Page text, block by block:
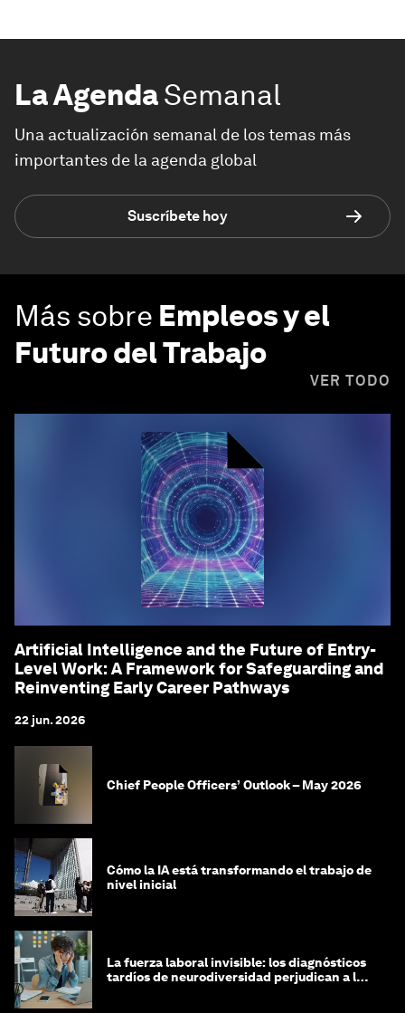
La AgendaSemanal
Una actualización semanal de los temas más
importantes de la agenda global
Suscríbete hoy
Más sobre Empleos y el
Futuro del Trabajo
VER TODO
Artificial Intelligence and the Future of Entry-
Level Work: A Framework for Safeguarding and
Reinventing Early Career Pathways
22 jun. 2026
Chief People Officers’ Outlook – May 2026
Cómo la IA está transformando el trabajo de
nivel inicial
La fuerza laboral invisible: los diagnósticos
tardíos de neurodiversidad perjudican a las